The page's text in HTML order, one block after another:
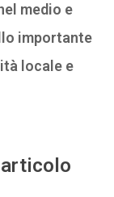
medio e
importante
locale e